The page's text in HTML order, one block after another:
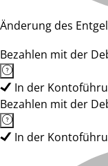
Änderung des
Bezahlen mit der
In der
Bezahlen mit der
In der